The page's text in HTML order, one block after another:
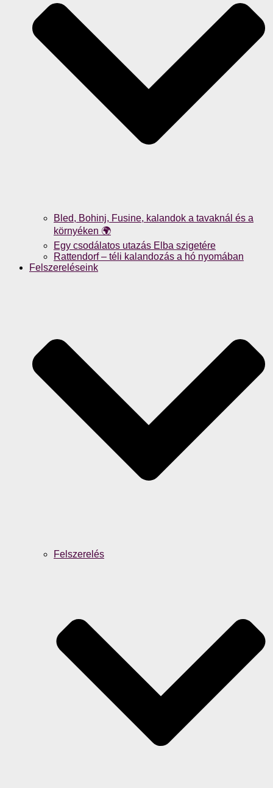
Bled, Bohinj, Fusine, kalandok a tavaknál és a
környéken 🌍
Egy csodálatos utazás Elba szigetére
Rattendorf – téli kalandozás a hó nyomában
Felszereléseink
Felszerelés